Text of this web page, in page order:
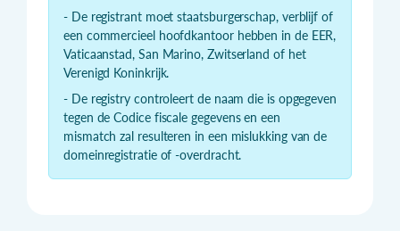
- De registrant moet staatsburgerschap, verblijf of
een commercieel hoofdkantoor hebben in de EER,
Vaticaanstad, San Marino, Zwitserland of het
Verenigd Koninkrijk.
- De registry controleert de naam die is opgegeven
tegen de Codice fiscale gegevens en een
mismatch zal resulteren in een mislukking van de
domeinregistratie of -overdracht.